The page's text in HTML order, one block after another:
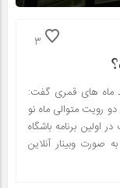
3
های قمری گفت:
رویت متوالی ماه نو
برنامه باشگاه
وبینار آنلاین